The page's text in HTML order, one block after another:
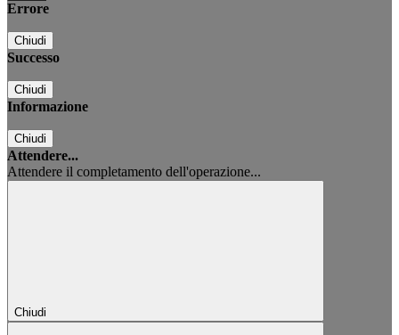
Errore
Chiudi
Successo
Chiudi
Informazione
Chiudi
Attendere...
Attendere il completamento dell'operazione...
Chiudi